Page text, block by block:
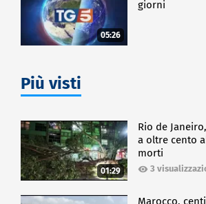
05:26
giorni
Più visti
01:29
Rio de
a oltre cento
morti
3
Marocco,